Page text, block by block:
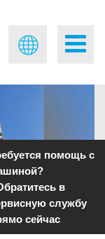
помощь с
в
службу
сейчас